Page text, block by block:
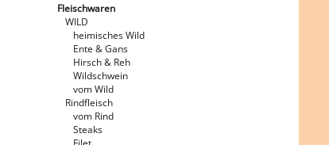
Fleischwaren
WILD
heimisches Wild
Ente & Gans
Hirsch & Reh
Wildschwein
vom Wild
Rindfleisch
vom Rind
Steaks